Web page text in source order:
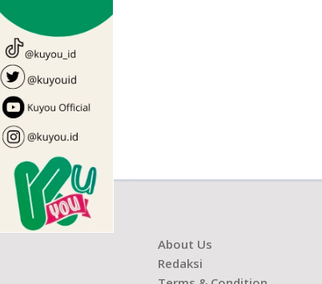
About Us
Redaksi